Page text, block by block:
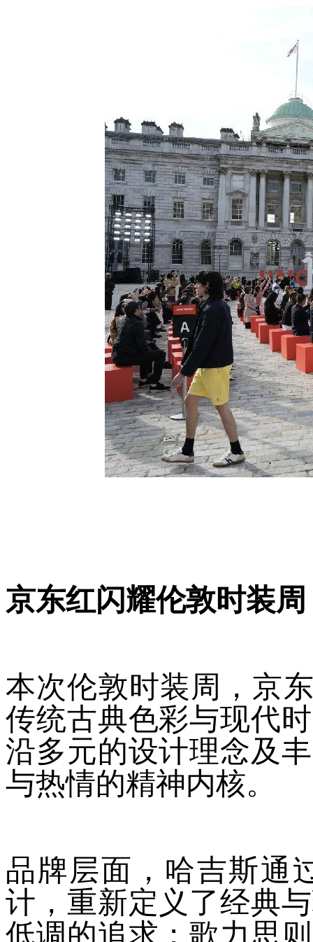
京东红闪耀伦敦时装
本次伦敦时装周，京
传统古典色彩与现代
沿多元的设计理念及
与热情的精神内核。
品牌层面，哈吉斯通
计，重新定义了经典
低调的追求；歌力思